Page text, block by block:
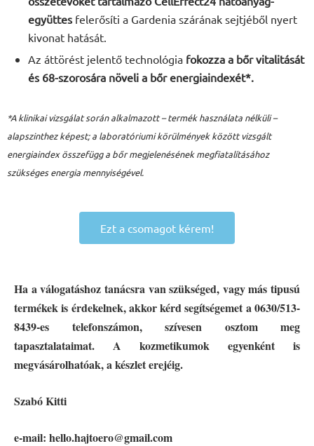
együttes felerősíti a Gardenia szárának sejtjéből nyert
kivonat hatását.
Az áttörést jelentő technológia fokozza a bőr vitalitását
és 68-szorosára növeli a bőr energiaindexét*.
*A klinikai vizsgálat során alkalmazott – termék használata nélküli –
alapszinthez képest; a laboratóriumi körülmények között vizsgált
energiaindex összefügg a bőr megjelenésének megfiatalításához
szükséges energia mennyiségével.
Ezt a csomagot kérem!
Ha a válogatáshoz tanácsra van szükséged, vagy más tipusú
termékek is érdekelnek, akkor kérd segítségemet a 0630/513-
8439-es telefonszámon, szívesen osztom meg
tapasztalataimat. A kozmetikumok egyenként is
megvásárolhatóak, a készlet erejéig.
Szabó Kitti
e-mail: hello.hajtoero@gmail.com